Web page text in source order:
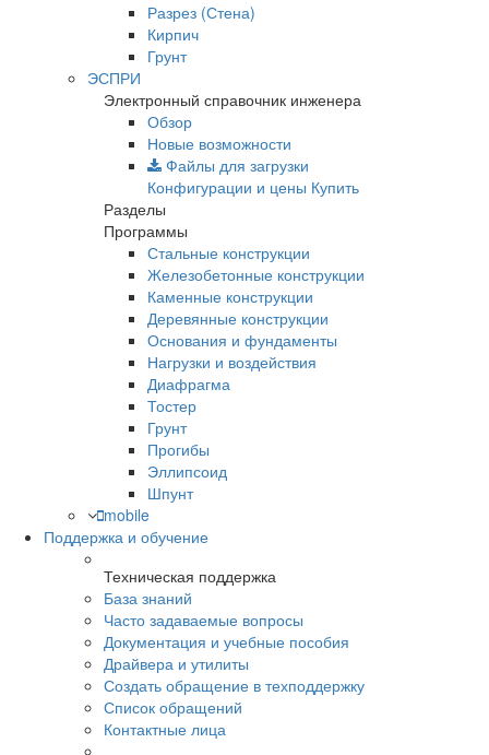
Разрез (Стена)
Кирпич
Грунт
ЭСПРИ
Электронный справочник инженера
Обзор
Новые возможности
Файлы для загрузки
Конфигурации и цены Купить
Разделы
Программы
Стальные конструкции
Железобетонные конструкции
Каменные конструкции
Деревянные конструкции
Основания и фундаменты
Нагрузки и воздействия
Диафрагма
Тостер
Грунт
Прогибы
Эллипсоид
Шпунт
mobile
Поддержка и обучение
Техническая поддержка
База знаний
Часто задаваемые вопросы
Документация и учебные пособия
Драйвера и утилиты
Создать обращение в техподдержку
Список обращений
Контактные лица